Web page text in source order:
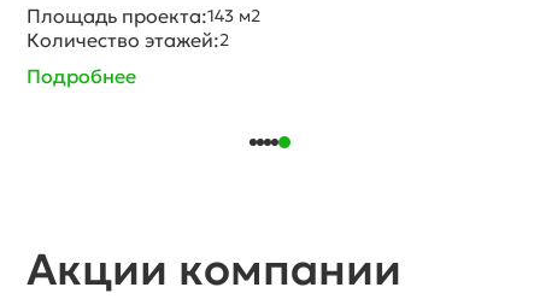
Площадь проекта:143 м2
Количество этажей:2
Подробнее
Акции компании